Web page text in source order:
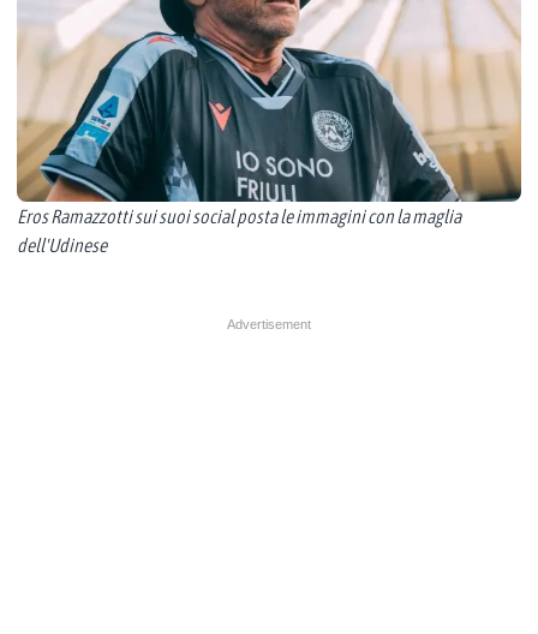
Eros Ramazzotti sui suoi social posta le immagini con la maglia
dell'Udinese